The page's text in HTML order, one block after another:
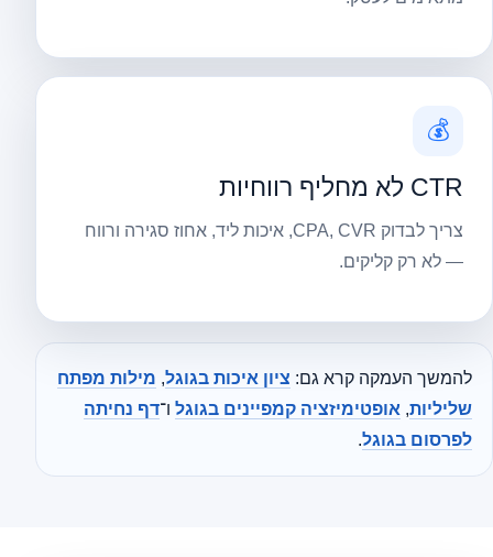
💰
CTR לא מחליף רווחיות
צריך לבדוק CPA, CVR, איכות ליד, אחוז סגירה ורווח
— לא רק קליקים.
להמשך העמקה קרא גם: ציון איכות בגוגל, מילות מפתח
שליליות, אופטימיזציה קמפיינים בגוגל ו־דף נחיתה
לפרסום בגוגל.